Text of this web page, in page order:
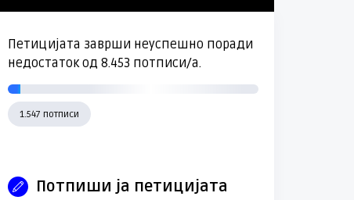
Петицијата заврши неуспешно поради
недостаток од 8.453 потписи/a.
1.547 потписи
Потпиши ја петицијата